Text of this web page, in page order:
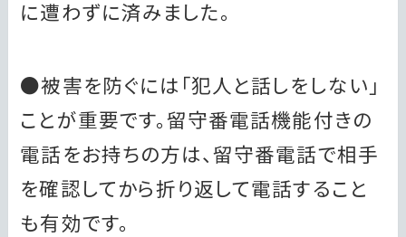
に遭わずに済みました。
●被害を防ぐには「犯人と話しをしない」
ことが重要です。留守番電話機能付きの
電話をお持ちの方は、留守番電話で相手
を確認してから折り返して電話すること
も有効です。